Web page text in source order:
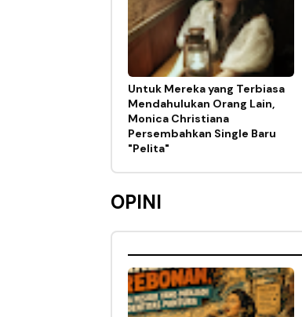
Untuk Mereka yang Terbiasa
Mendahulukan Orang Lain,
Monica Christiana
Persembahkan Single Baru
"Pelita"
OPINI